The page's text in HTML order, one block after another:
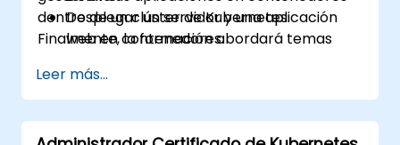
dentro de un clúster de Kubernetes.
Finalmente, la formación abordará temas
en el proceso de asegurar, escalar y
monitorear un clúster de Kubernetes.
Desplegar un servidor y una aplicación
web en contenedores.
Configurar un clúster de Docker y
Kubernetes.
Utilizar Kubernetes para desplegar y
Leer más...